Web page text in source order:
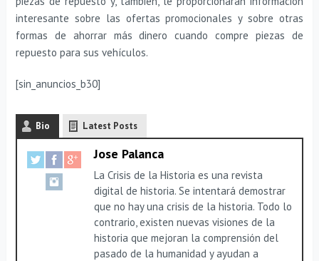
interesante sobre las ofertas promocionales y sobre otras
formas de ahorrar más dinero cuando compre piezas de
repuesto para sus vehículos.
[sin_anuncios_b30]
Bio Latest Posts
Jose Palanca
La Crisis de la Historia es una revista
digital de historia. Se intentará demostrar
que no hay una crisis de la historia. Todo lo
contrario, existen nuevas visiones de la
historia que mejoran la comprensión del
pasado de la humanidad y ayudan a